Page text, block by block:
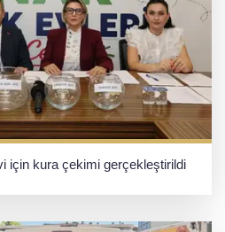
için kura çekimi gerçekleştirildi